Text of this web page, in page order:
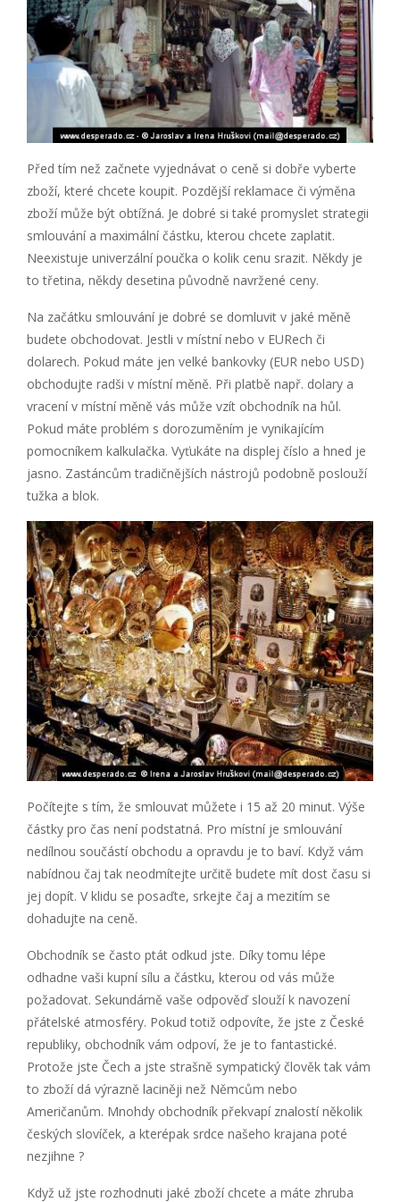
Před tím než začnete vyjednávat o ceně si dobře vyberte
zboží, které chcete koupit. Pozdější reklamace či výměna
zboží může být obtížná. Je dobré si také promyslet strategii
smlouvání a maximální částku, kterou chcete zaplatit.
Neexistuje univerzální poučka o kolik cenu srazit. Někdy je
to třetina, někdy desetina původně navržené ceny.
Na začátku smlouvání je dobré se domluvit v jaké měně
budete obchodovat. Jestli v místní nebo v EURech či
dolarech. Pokud máte jen velké bankovky (EUR nebo USD)
obchodujte radši v místní měně. Při platbě např. dolary a
vracení v místní měně vás může vzít obchodník na hůl.
Pokud máte problém s dorozuměním je vynikajícím
pomocníkem kalkulačka. Vyťukáte na displej číslo a hned je
jasno. Zastáncům tradičnějších nástrojů podobně poslouží
tužka a blok.
Počítejte s tím, že smlouvat můžete i 15 až 20 minut. Výše
částky pro čas není podstatná. Pro místní je smlouvání
nedílnou součástí obchodu a opravdu je to baví. Když vám
nabídnou čaj tak neodmítejte určitě budete mít dost času si
jej dopít. V klidu se posaďte, srkejte čaj a mezitím se
dohadujte na ceně.
Obchodník se často ptát odkud jste. Díky tomu lépe
odhadne vaši kupní sílu a částku, kterou od vás může
požadovat. Sekundárně vaše odpověď slouží k navození
přátelské atmosféry. Pokud totiž odpovíte, že jste z České
republiky, obchodník vám odpoví, že je to fantastické.
Protože jste Čech a jste strašně sympatický člověk tak vám
to zboží dá výrazně laciněji než Němcům nebo
Američanům. Mnohdy obchodník překvapí znalostí několik
českých slovíček, a kterépak srdce našeho krajana poté
nezjihne ?
Když už jste rozhodnuti jaké zboží chcete a máte zhruba